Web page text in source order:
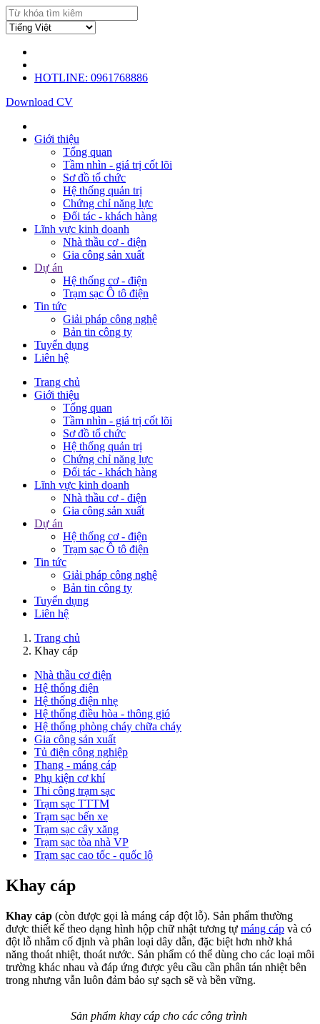
HOTLINE: 0961768886
Download CV
Giới thiệu
Tổng quan
Tầm nhìn - giá trị cốt lõi
Sơ đồ tổ chức
Hệ thống quản trị
Chứng chỉ năng lực
Đối tác - khách hàng
Lĩnh vực kinh doanh
Nhà thầu cơ - điện
Gia công sản xuất
Dự án
Hệ thống cơ - điện
Trạm sạc Ô tô điện
Tin tức
Giải pháp công nghệ
Bản tin công ty
Tuyển dụng
Liên hệ
Trang chủ
Giới thiệu
Tổng quan
Tầm nhìn - giá trị cốt lõi
Sơ đồ tổ chức
Hệ thống quản trị
Chứng chỉ năng lực
Đối tác - khách hàng
Lĩnh vực kinh doanh
Nhà thầu cơ - điện
Gia công sản xuất
Dự án
Hệ thống cơ - điện
Trạm sạc Ô tô điện
Tin tức
Giải pháp công nghệ
Bản tin công ty
Tuyển dụng
Liên hệ
Trang chủ
Khay cáp
Nhà thầu cơ điện
Hệ thống điện
Hệ thống điện nhẹ
Hệ thống điều hòa - thông gió
Hệ thống phòng cháy chữa cháy
Gia công sản xuất
Tủ điện công nghiệp
Thang - máng cáp
Phụ kiện cơ khí
Thi công trạm sạc
Trạm sạc TTTM
Trạm sạc bến xe
Trạm sạc cây xăng
Trạm sạc tòa nhà VP
Trạm sạc cao tốc - quốc lộ
Khay cáp
Khay cáp (còn được gọi là máng cáp đột lỗ). Sản phẩm thường
được thiết kế theo dạng hình hộp chữ nhật tương tự máng cáp và có
đột lỗ nhằm cố định và phân loại dây dẫn, đặc biệt hơn nhờ khả
năng thoát nhiệt, thoát nước. Sản phẩm có thể dùng cho các loại môi
trường khác nhau và đáp ứng được yêu cầu cần phân tán nhiệt bên
trong nhưng vẫn luôn đảm bảo sự sạch sẽ và bền vững.
Sản phẩm khay cáp cho các công trình